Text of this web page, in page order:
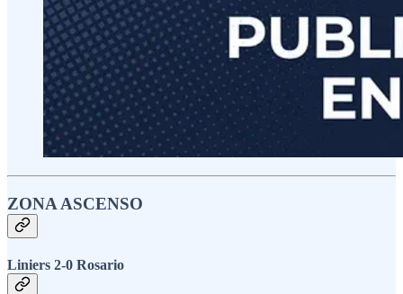
ZONA ASCENSO
Liniers 2-0 Rosario